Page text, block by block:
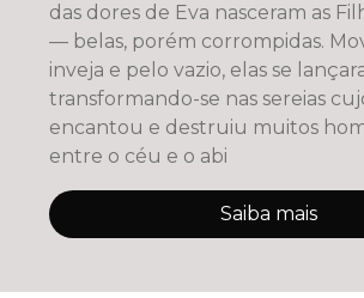
das dores de Eva nasceram as
— belas, porém corrompidas.
inveja e pelo vazio, elas se
transformando-se nas sereias
encantou e destruiu muitos
entre o céu e o abi
Saiba mais